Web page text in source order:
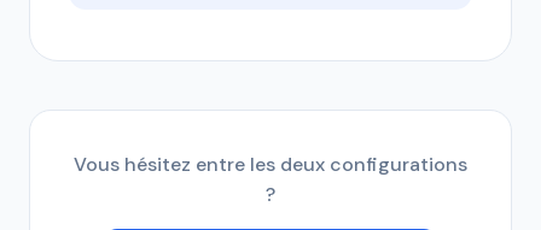
Vous hésitez entre les deux configurations
?